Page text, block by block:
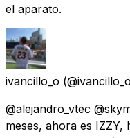
el aparato.
ivancillo_o
@alejandro_vtec
meses, ahora es